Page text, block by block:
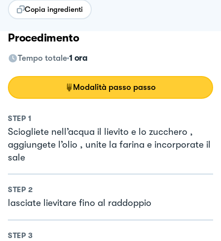
Copia ingredienti
Procedimento
Tempo totale 1 ora
Modalità passo passo
STEP 1
Sciogliete nell’acqua il lievito e lo zucchero ,
aggiungete l’olio , unite la farina e incorporate il
sale
STEP 2
lasciate lievitare fino al raddoppio
STEP 3